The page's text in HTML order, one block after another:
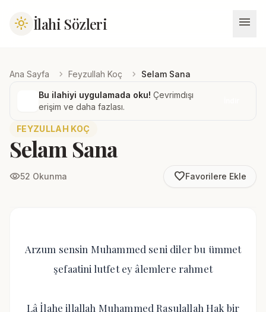
light_mode İlahi Sözleri menu
Ana Sayfa chevron_right Feyzullah Koç chevron_right Selam Sana
Bu ilahiyi uygulamada oku! Çevrimdışı
erişim ve daha fazlası.
FEYZULLAH KOÇ
Selam Sana
visibility52 Okunma favorite_borderFavorilere Ekle
Arzum sensin Muhammed seni diler bu ümmet
şefaatini lutfet ey âlemlere rahmet
Lâ İlahe illallah Muhammed Rasulallah Hak bir